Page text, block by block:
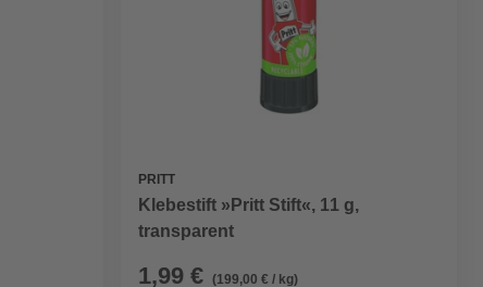
PRITT
Klebestift »Pritt Stift«, 11 g,
transparent
1,99 € (199,00 € / kg)